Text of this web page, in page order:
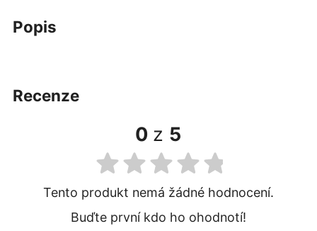
popis
recenze
0 z 5
Tento produkt nemá žádné hodnocení.
Buďte první kdo ho ohodnotí!